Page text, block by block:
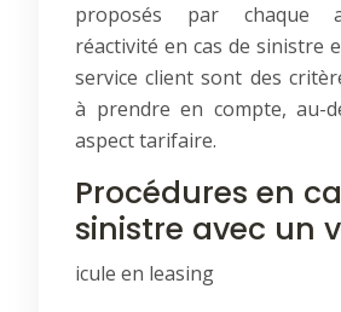
proposés par chaque
réactivité en cas de sinistre
service client sont des
à prendre en compte, au-
aspect tarifaire.
Procédures en
sinistre avec un
icule en leasing